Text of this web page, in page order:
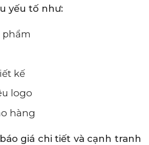
yếu tố như:
phẩm
kế
logo
hàng
giá chi tiết và cạnh tranh